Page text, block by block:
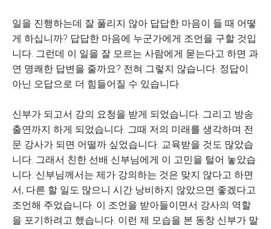
일을 진행하는데 잘 풀리지 않아 답답한 마음이 들 때 어떻
게 하십니까? 답답한 마음에 누군가에게 조언을 구할 것입
니다. 그런데 이 일을 잘 모르는 사람에게 묻는다고 하면 과
연 명쾌한 답변을 줄까요? 전혀 그렇지 않습니다. 정답이
아닌 오답으로 더 힘들어질 수 있습니다.
신부가 되고서 강의 요청을 받게 되었습니다. 그리고 방송
출연까지 하게 되었습니다. 그때 저의 미래를 생각하며 전
문 강사가 되면 어떨까 싶었습니다. 교육받을 것도 많았습
니다. 그래서 친한 선배 신부님에게 이 고민을 털어 놓았습
니다. 신부님께서는 제가 강의하는 것은 맞지 않다고 하면
서, 다른 할 일도 많으니 시간 낭비하지 않았으면 좋겠다고
조언해 주었습니다. 이 조언을 받아들이면서 강사의 역할
을 포기하려고 했습니다. 이런 제 모습을 본 동창 신부가 말